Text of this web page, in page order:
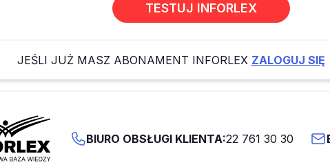
TESTUJ INFORLEX
JEŚLI JUŻ MASZ ABONAMENT INFORLEX ZALOGUJ SIĘ
BIURO OBSŁUGI KLIENTA:22 761 30 30